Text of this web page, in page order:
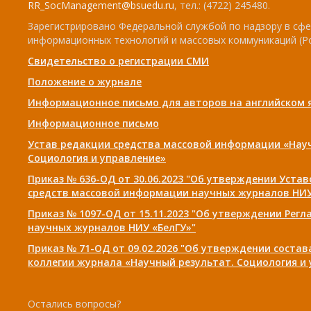
RR_SocManagement@bsuedu.ru, тел.: (4722) 245480.
Зарегистрировано Федеральной службой по надзору в
информационных технологий и массовых коммуникаций
Свидетельство о регистрации СМИ
Положение о журнале
Информационное письмо для авторов на английском
Информационное письмо
Устав редакции средства массовой информации
Социология и управление»
Приказ № 636-ОД от 30.06.2023 "Об утверждении
средств массовой информации научных журналов
Приказ № 1097-ОД от 15.11.2023 "Об утверждении
научных журналов НИУ «БелГУ»"
Приказ № 71-ОД от 09.02.2026 "Об утверждении
коллегии журнала «Научный результат. Социология и
Остались вопросы?